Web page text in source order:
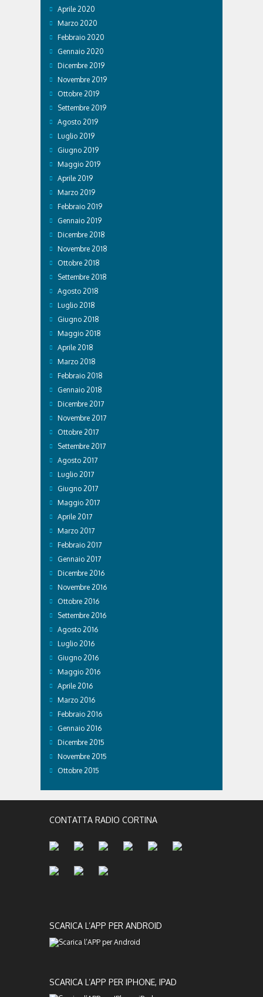
Aprile 2020
Marzo 2020
Febbraio 2020
Gennaio 2020
Dicembre 2019
Novembre 2019
Ottobre 2019
Settembre 2019
Agosto 2019
Luglio 2019
Giugno 2019
Maggio 2019
Aprile 2019
Marzo 2019
Febbraio 2019
Gennaio 2019
Dicembre 2018
Novembre 2018
Ottobre 2018
Settembre 2018
Agosto 2018
Luglio 2018
Giugno 2018
Maggio 2018
Aprile 2018
Marzo 2018
Febbraio 2018
Gennaio 2018
Dicembre 2017
Novembre 2017
Ottobre 2017
Settembre 2017
Agosto 2017
Luglio 2017
Giugno 2017
Maggio 2017
Aprile 2017
Marzo 2017
Febbraio 2017
Gennaio 2017
Dicembre 2016
Novembre 2016
Ottobre 2016
Settembre 2016
Agosto 2016
Luglio 2016
Giugno 2016
Maggio 2016
Aprile 2016
Marzo 2016
Febbraio 2016
Gennaio 2016
Dicembre 2015
Novembre 2015
Ottobre 2015
CONTATTA RADIO CORTINA
SCARICA L’APP PER ANDROID
SCARICA L’APP PER IPHONE, IPAD